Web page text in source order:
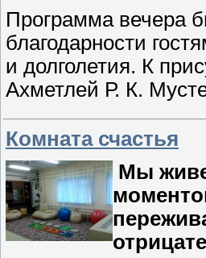
Программа вечера
благодарности
и долголетия. К
Ахметлей Р. К.
Комната счастья
Мы